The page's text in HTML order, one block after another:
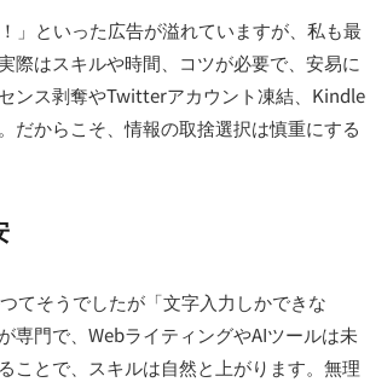
」といった広告が溢れていますが、私も最
際はスキルや時間、コツが必要で、安易に
ンス剥奪やTwitterアカウント凍結、Kindle
だからこそ、情報の取捨選択は慎重にする
てそうでしたが「文字入力しかできな
門で、WebライティングやAIツールは未
ことで、スキルは自然と上がります。無理